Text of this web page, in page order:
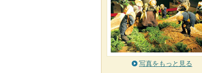
写真をもっと見る